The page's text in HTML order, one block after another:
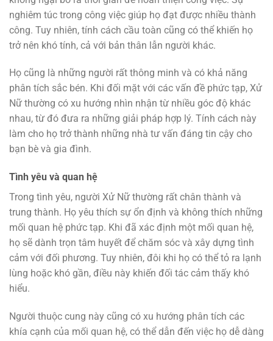
nghiêm túc trong công việc giúp họ đạt được nhiều thành
công. Tuy nhiên, tính cách cầu toàn cũng có thể khiến họ
trở nên khó tính, cả với bản thân lẫn người khác.
Họ cũng là những người rất thông minh và có khả năng
phân tích sắc bén. Khi đối mặt với các vấn đề phức tạp, Xử
Nữ thường có xu hướng nhìn nhận từ nhiều góc độ khác
nhau, từ đó đưa ra những giải pháp hợp lý. Tính cách này
làm cho họ trở thành những nhà tư vấn đáng tin cậy cho
bạn bè và gia đình.
Tình yêu và quan hệ
Trong tình yêu, người Xử Nữ thường rất chân thành và
trung thành. Họ yêu thích sự ổn định và không thích những
mối quan hệ phức tạp. Khi đã xác định một mối quan hệ,
họ sẽ dành trọn tâm huyết để chăm sóc và xây dựng tình
cảm với đối phương. Tuy nhiên, đôi khi họ có thể tỏ ra lạnh
lùng hoặc khó gần, điều này khiến đối tác cảm thấy khó
hiểu.
Người thuộc cung này cũng có xu hướng phân tích các
khía cạnh của mối quan hệ, có thể dẫn đến việc họ dễ dàng